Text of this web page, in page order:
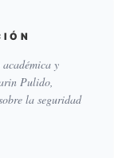
y
Pulido,
la seguridad